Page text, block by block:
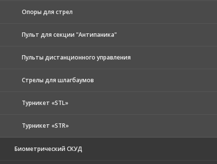
Опоры для стрел
Пульт для секции "Антипаника"
Пульты дистанционного управления
Стрелы для шлагбаумов
Турникет «STL»
Турникет «STR»
Биометрический СКУД